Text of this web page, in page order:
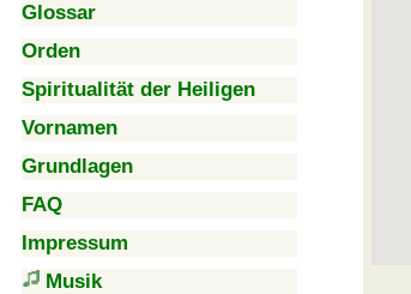
Glossar
Orden
Spiritualität der Heiligen
Vornamen
Grundlagen
FAQ
Impressum
Musik